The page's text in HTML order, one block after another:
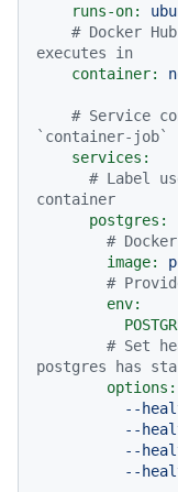
runs-on:
# Docker
executes in
container:
# Service
`container-job`
services:
# Label
container
postgres:
#
image:
#
env:
# Set
postgres has
options: